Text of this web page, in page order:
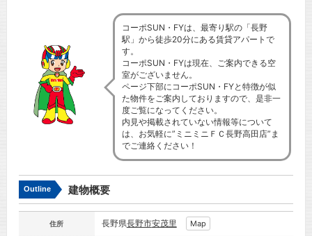
コーポSUN・FYは、最寄り駅の「長野
駅」から徒歩20分にある賃貸アパートで
す。
コーポSUN・FYは現在、ご案内できる空
室がございません。
ページ下部にコーポSUN・FYと特徴が似
た物件をご案内しておりますので、是非一
度ご覧になってください。
内見や掲載されていない情報等について
は、お気軽に”ミニミニＦＣ長野高田店”ま
でご連絡ください！
Outline 建物概要
住所 長野県長野市安茂里 Map